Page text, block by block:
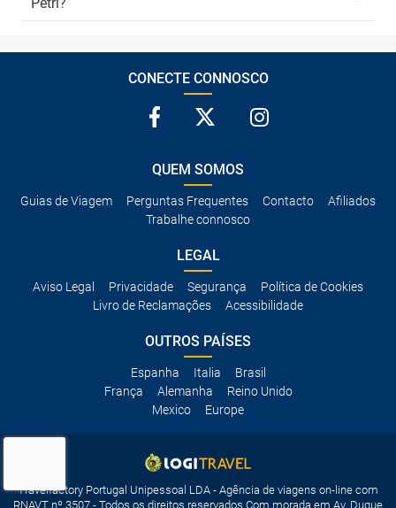
CONECTE CONNOSCO
QUEM SOMOS
Guias de Viagem Perguntas Frequentes Contacto
Afiliados
Trabalhe connosco
LEGAL
Aviso Legal Privacidade Segurança
Política de Cookies
Livro de Reclamações
Acessibilidade
OUTROS PAÍSES
Espanha Italia
Brasil
França
Alemanha
Reino Unido
Mexico
Europe
Travelfactory Portugal Unipessoal LDA - Agência de viagens on-line com
RNAVT nº 3507 - Todos os direitos reservados Com morada em Av. Duque